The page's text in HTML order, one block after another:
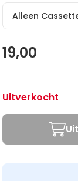
Alleen
19,00
Uitverkocht